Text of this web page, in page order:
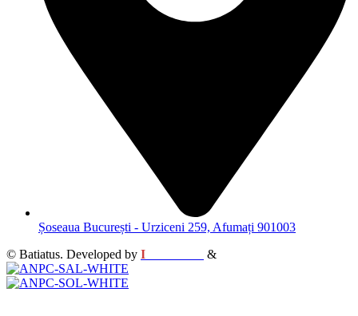
Șoseaua București - Urziceni 259, Afumați 901003
© Batiatus. Developed by I &